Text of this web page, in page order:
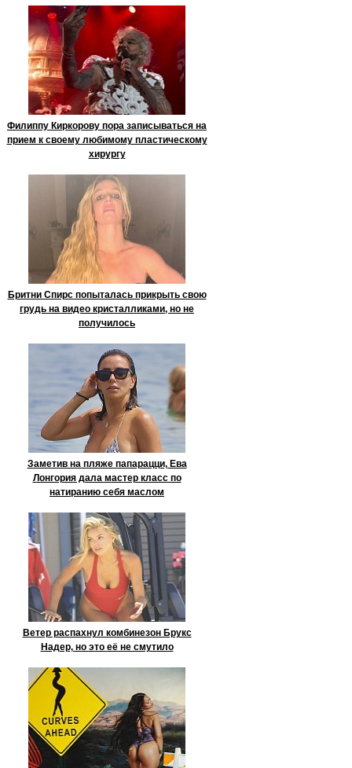
Филиппу Киркорову пора записываться на
прием к своему любимому пластическому
хирургу
Бритни Спирс попыталась прикрыть свою
грудь на видео кристалликами, но не
получилось
Заметив на пляже папарацци, Ева
Лонгория дала мастер класс по
натиранию себя маслом
Ветер распахнул комбинезон Брукс
Надер, но это её не смутило